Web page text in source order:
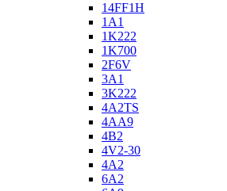
14FF1H
1A1
1K222
1K700
2F6V
3A1
3K222
4A2TS
4AA9
4B2
4V2-30
4А2
6A2